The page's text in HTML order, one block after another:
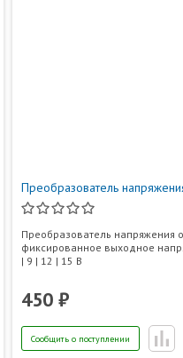
Преобразователь
Преобразователь напряжения
фиксированное выходное
| 9 | 12 | 15 В
450 ₽
Сообщить о поступлении